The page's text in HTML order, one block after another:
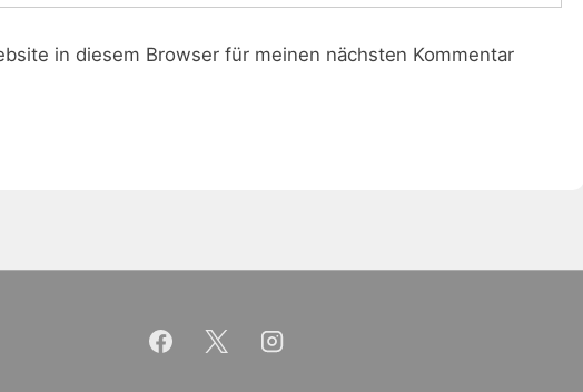
in diesem Browser für meinen nächsten Kommentar